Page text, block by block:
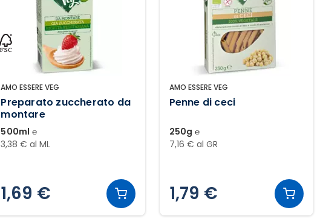
AMO ESSERE VEG
Preparato zuccherato da
montare
500ml ℮
3,38 € al ML
1,69 €
AMO ESSERE VEG
Penne di ceci
250g ℮
7,16 € al GR
1,79 €